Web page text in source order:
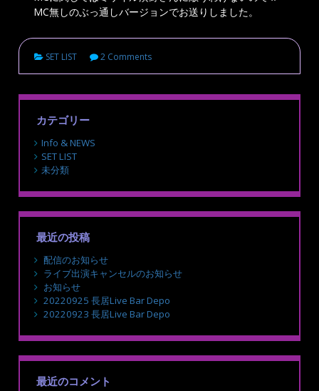
MC無しのぶっ通しバージョンでお送りしました。
SET LIST 2 Comments
カテゴリー
Info & NEWS
SET LIST
未分類
最近の投稿
配信のお知らせ
ライブ出演キャンセルのお知らせ
お知らせ
20220925 長居Live Bar Depo
20220923 長居Live Bar Depo
最近のコメント